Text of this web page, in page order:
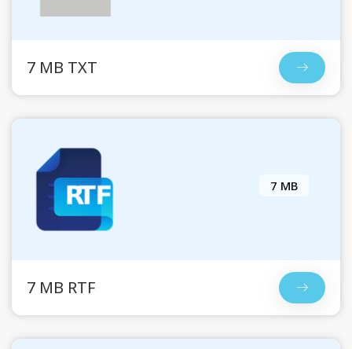
7 MB TXT
7 MB
7 MB RTF